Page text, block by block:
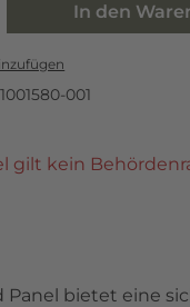
In den
1001580-001
gilt kein
Panel bietet eine